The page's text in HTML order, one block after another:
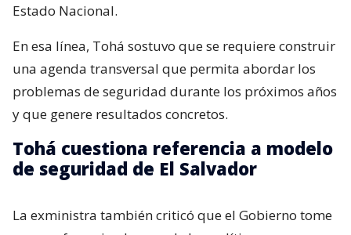
Estado Nacional.
En esa línea, Tohá sostuvo que se requiere construir
una agenda transversal que permita abordar los
problemas de seguridad durante los próximos años
y que genere resultados concretos.
Tohá cuestiona referencia a modelo
de seguridad de El Salvador
La exministra también criticó que el Gobierno tome